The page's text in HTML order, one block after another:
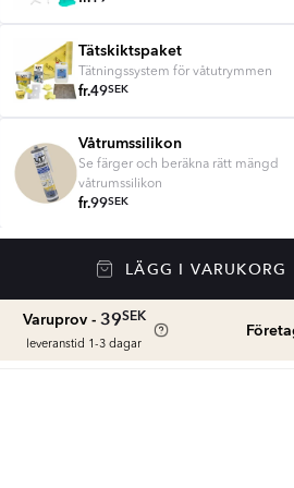
Tätskiktspaket
Tätningssystem för våtutrymmen
fr.49SEK
Våtrumssilikon
Se färger och beräkna rätt mängd
våtrumssilikon
fr.99SEK
Rengöring & Underhåll
Kakellist
LÄGG I VARUKORG
Varuprov - 39SEK
leveranstid 1-3 dagar